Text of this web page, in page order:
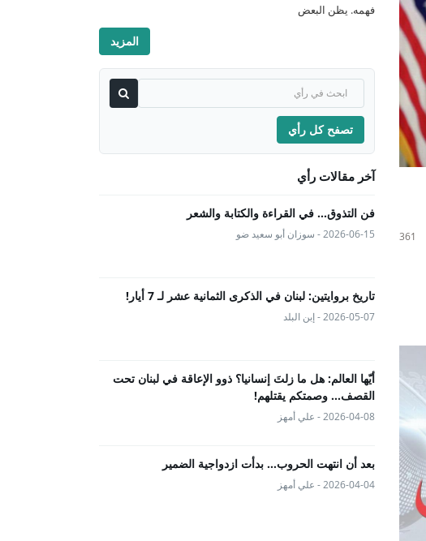
361
فهمه. يظن البعض
المزيد
تصفح كل رأي
آخر مقالات رأي
فن التذوق... في القراءة والكتابة والشعر
2026-06-15 - سوزان أبو سعيد ضو
تاريخ بروايتين: لبنان في الذكرى الثمانية عشر لـ 7 أيار!
2026-05-07 - إبن البلد
أيّها العالم: هل ما زلتَ إنسانيا؟ ذوو الإعاقة في لبنان تحت
القصف... وصمتكم يقتلهم!
2026-04-08 - علي أمهز
بعد أن انتهت الحروب… بدأت ازدواجية الضمير
2026-04-04 - علي أمهز